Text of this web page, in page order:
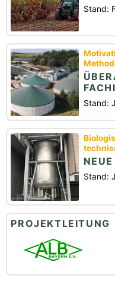
Stand:
Stand:
Stand:
PROJEKTLEITUNG